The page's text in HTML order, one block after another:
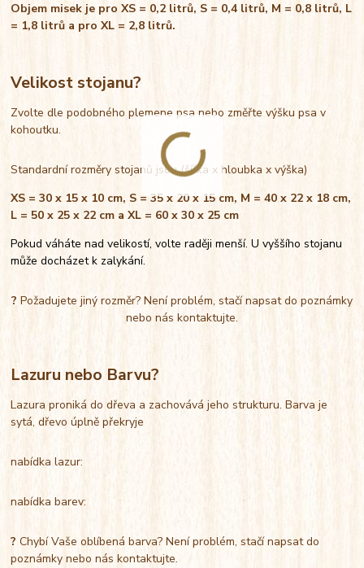
Objem misek je pro XS = 0,2 litrů, S = 0,4 litrů, M = 0,8 litrů, L
= 1,8 litrů a pro XL = 2,8 litrů.
Velikost stojanu?
Zvolte dle podobného plemene psa nebo změřte výšku psa v
kohoutku.
Standardní rozměry stojanů jsou (šířka x hloubka x výška)
XS = 30 x 15 x 10 cm, S = 35 x 20 x 15 cm, M = 40 x 22 x 18 cm,
L = 50 x 25 x 22 cm a XL = 60 x 30 x 25 cm
Pokud váháte nad velikostí, volte raději menší. U vyššího stojanu
může docházet k zalykání.
? Požadujete jiný rozměr? Není problém, stačí napsat do poznámky
nebo nás kontaktujte.
Lazuru nebo Barvu?
Lazura proniká do dřeva a zachovává jeho strukturu. Barva je
sytá, dřevo úplně překryje
nabídka lazur:
nabídka barev:
?Chybí Vaše oblíbená barva? Není problém, stačí napsat do
poznámky nebo nás kontaktujte.